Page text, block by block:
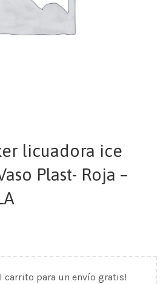
licuadora ice
Plast- Roja –
carrito para un envío gratis!